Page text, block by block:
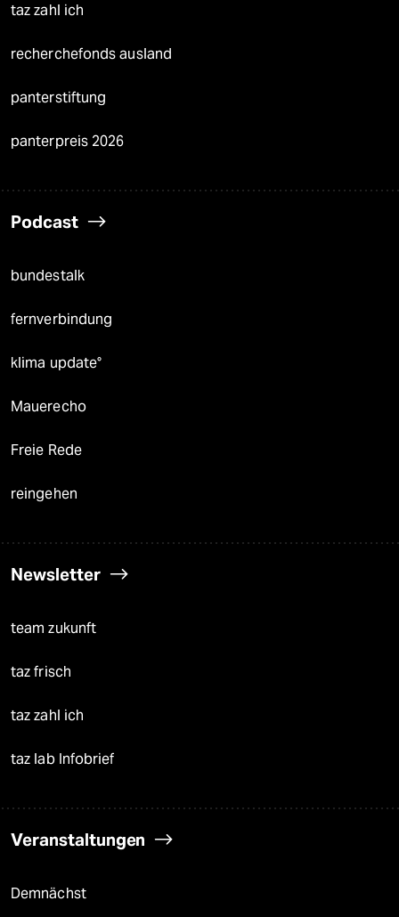
taz zahl ich
recherchefonds ausland
panterstiftung
panterpreis 2026
Podcast
bundestalk
fernverbindung
klima update°
Mauerecho
Freie Rede
reingehen
Newsletter
team zukunft
taz frisch
taz zahl ich
taz lab Infobrief
Veranstaltungen
Demnächst